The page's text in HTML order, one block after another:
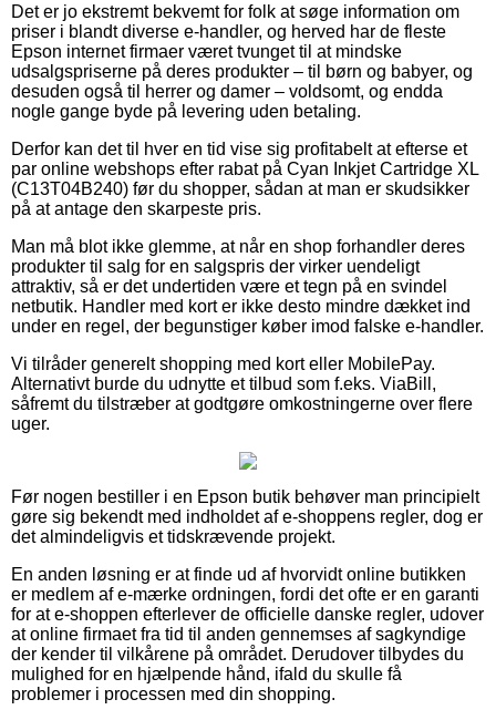
Det er jo ekstremt bekvemt for folk at søge information om
priser i blandt diverse e-handler, og herved har de fleste
Epson internet firmaer været tvunget til at mindske
udsalgspriserne på deres produkter – til børn og babyer, og
desuden også til herrer og damer – voldsomt, og endda
nogle gange byde på levering uden betaling.
Derfor kan det til hver en tid vise sig profitabelt at efterse et
par online webshops efter rabat på Cyan Inkjet Cartridge XL
(C13T04B240) før du shopper, sådan at man er skudsikker
på at antage den skarpeste pris.
Man må blot ikke glemme, at når en shop forhandler deres
produkter til salg for en salgspris der virker uendeligt
attraktiv, så er det undertiden være et tegn på en svindel
netbutik. Handler med kort er ikke desto mindre dækket ind
under en regel, der begunstiger køber imod falske e-handler.
Vi tilråder generelt shopping med kort eller MobilePay.
Alternativt burde du udnytte et tilbud som f.eks. ViaBill,
såfremt du tilstræber at godtgøre omkostningerne over flere
uger.
Før nogen bestiller i en Epson butik behøver man principielt
gøre sig bekendt med indholdet af e-shoppens regler, dog er
det almindeligvis et tidskrævende projekt.
En anden løsning er at finde ud af hvorvidt online butikken
er medlem af e-mærke ordningen, fordi det ofte er en garanti
for at e-shoppen efterlever de officielle danske regler, udover
at online firmaet fra tid til anden gennemses af sagkyndige
der kender til vilkårene på området. Derudover tilbydes du
mulighed for en hjælpende hånd, ifald du skulle få
problemer i processen med din shopping.